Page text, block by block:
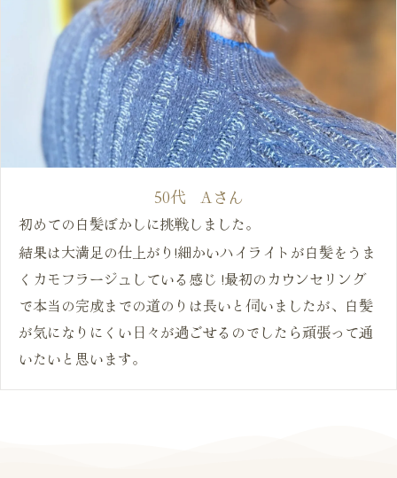
50代 Aさん
初めての白髪ぼかしに挑戦しました。
結果は大満足の仕上がり!細かいハイライトが白髪をうま
くカモフラージュしている感じ !最初のカウンセリング
で本当の完成までの道のりは長いと伺いましたが、白髪
が気になりにくい日々が過ごせるのでしたら頑張って通
いたいと思います。